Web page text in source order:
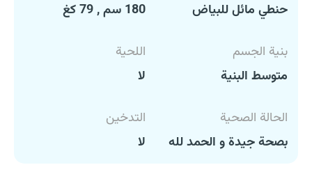
حنطي مائل للبياض
180 سم , 79 كغ
بنية الجسم
متوسط البنية
اللحية
لا
الحالة الصحية
بصحة جيدة و الحمد لله
التدخين
لا